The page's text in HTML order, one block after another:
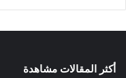
أكثر المقالات مشاهدة